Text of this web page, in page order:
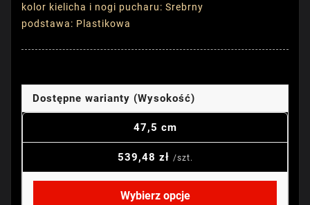
kolor kielicha i nogi pucharu: Srebrny
podstawa: Plastikowa
Dostępne warianty (Wysokość)
47,5 cm
539,48 zł /szt.
Wybierz opcje